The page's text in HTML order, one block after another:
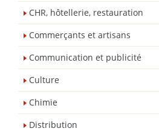
CHR, hôtellerie, restauration
Commerçants et artisans
Communication et publicité
Culture
Chimie
Distribution